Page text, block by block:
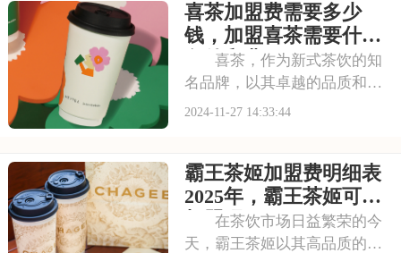
势。那么，想要加盟这样一个
品牌，需要投入多少资金呢？
以下是霸王茶姬饮品
喜茶加盟费需要多少
钱，加盟喜茶需要什么
条件和费用
喜茶，作为新式茶饮的知
名品牌，以其卓越的品质和创
新的口感，赢得了消费者的广
和条件，是制定合理创业计
划、规避投资风险的关键。以
下是关于喜茶加盟费需
2024-11-27 14:33:44
霸王茶姬加盟费明细表
2025年，霸王茶姬可以
加盟吗
在茶饮市场日益繁荣的今
天，霸王茶姬以其高品质的产